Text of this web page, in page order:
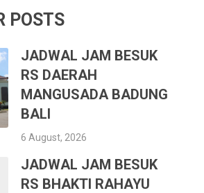
POSTS
JADWAL JAM BESUK
RS DAERAH
MANGUSADA BADUNG
BALI
6 August, 2026
JADWAL JAM BESUK
RS BHAKTI RAHAYU